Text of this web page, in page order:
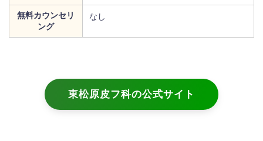
無料カウンセリ
ング
なし
東松原皮フ科の公式サイト